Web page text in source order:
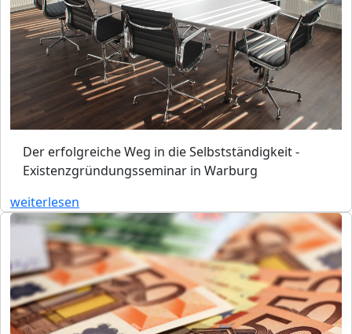
Der erfolgreiche Weg in die Selbstständigkeit -
Existenzgründungsseminar in Warburg
weiterlesen